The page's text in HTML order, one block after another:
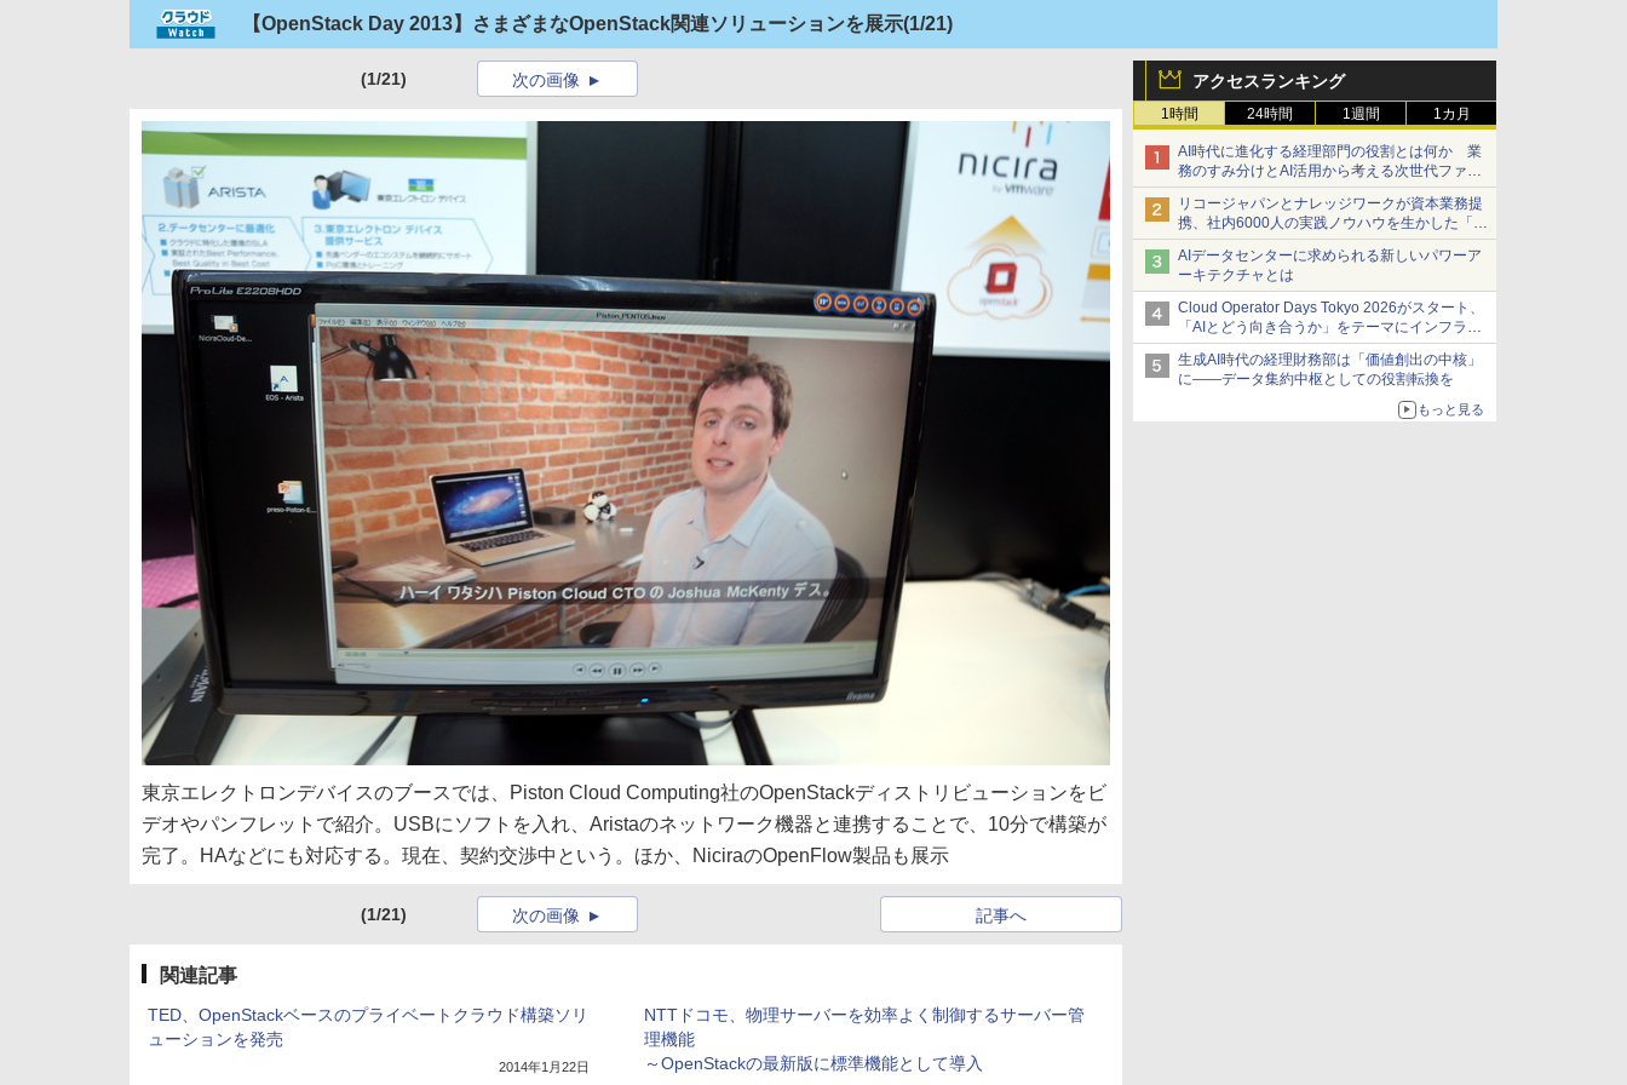
【OpenStack Day 2013】さまざまなOpenStack関連ソリューションを展示(1/21)
アクセスランキング
1時間 24時間 1週間 1カ月
AI時代に進化する経理部門の役割とは何か 業
務のすみ分けとAI活用から考える次世代ファイ
ナンス戦略
リコージャパンとナレッジワークが資本業務提
携、社内6000人の実践ノウハウを生かした「AI
商談記録 for RICOH」を展開へ
AIデータセンターに求められる新しいパワーア
ーキテクチャとは
Cloud Operator Days Tokyo 2026がスタート、
「AIとどう向き合うか」をテーマにインフラ運
用の知見を集約
生成AI時代の経理財務部は「価値創出の中核」
に――データ集約中枢としての役割転換を
もっと見る
(1/21) 次の画像
東京エレクトロンデバイスのブースでは、Piston Cloud Computing社のOpenStackディストリビューションをビ
デオやパンフレットで紹介。USBにソフトを入れ、Aristaのネットワーク機器と連携することで、10分で構築が
完了。HAなどにも対応する。現在、契約交渉中という。ほか、NiciraのOpenFlow製品も展示
(1/21) 記事へ
次の画像
関連記事
TED、OpenStackベースのプライベートクラウド構築ソリ
ューションを発売
2014年1月22日
NTTドコモ、物理サーバーを効率よく制御するサーバー管
理機能
～OpenStackの最新版に標準機能として導入